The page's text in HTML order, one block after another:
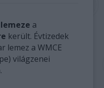
a
került. Évtizedek
lemez a WMCE
világzenei